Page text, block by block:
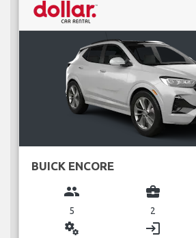
BUICK ENCORE
group
5
business_center
2
miscellaneous_services login